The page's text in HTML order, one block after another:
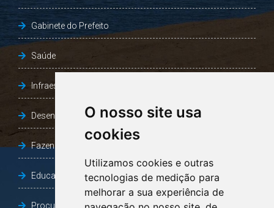
O nosso site usa
cookies
Utilizamos cookies e outras
tecnologias de medição para
melhorar a sua experiência de
Gabinete do Prefeito
Saúde
Infraestrutura, Agricultura e Meio Ambiente
Desenvolvimento Social
Fazenda e Desenvolvimento Econômico
Educação
Procuradoria Geral do Município